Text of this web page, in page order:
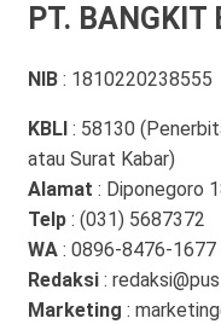
PT. BANGKIT
NIB : 1810220238555
KBLI : 58130
atau Surat Kabar)
Alamat : Diponegoro
Telp: (031) 5687372
WA: 0896-8476-1677
Redaksi:
Marketing :